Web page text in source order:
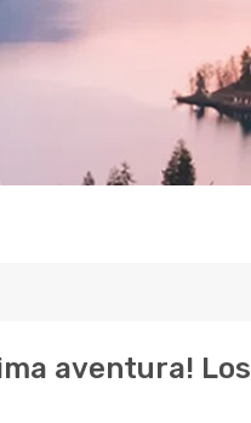
aventura!